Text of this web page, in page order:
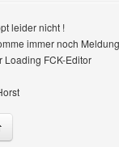
anzeigen
leider nicht !
immer noch
Loading FCK-Editor
dieses